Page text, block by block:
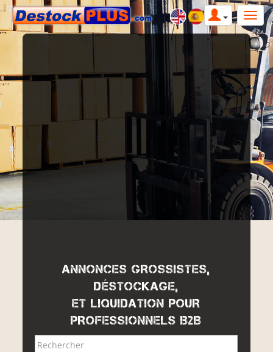
ANNONCES GROSSISTES,
DÉSTOCKAGE,
ET LIQUIDATION POUR
PROFESSIONNELS B2B